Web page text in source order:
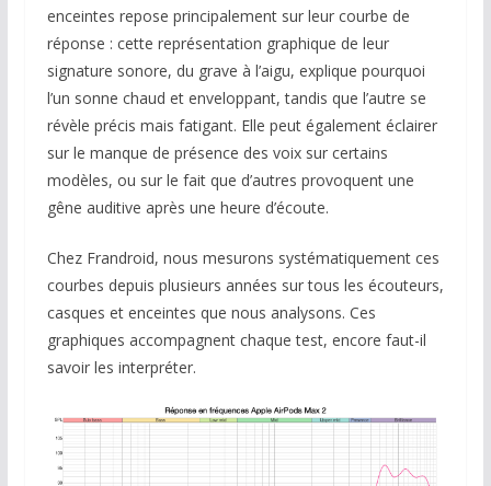
enceintes repose principalement sur leur courbe de
réponse : cette représentation graphique de leur
signature sonore, du grave à l’aigu, explique pourquoi
l’un sonne chaud et enveloppant, tandis que l’autre se
révèle précis mais fatigant. Elle peut également éclairer
sur le manque de présence des voix sur certains
modèles, ou sur le fait que d’autres provoquent une
gêne auditive après une heure d’écoute.
Chez Frandroid, nous mesurons systématiquement ces
courbes depuis plusieurs années sur tous les écouteurs,
casques et enceintes que nous analysons. Ces
graphiques accompagnent chaque test, encore faut-il
savoir les interpréter.